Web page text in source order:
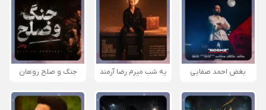
بغض احمد صفایی یه شب میرم رضا آرمند جنگ و صلح روهان